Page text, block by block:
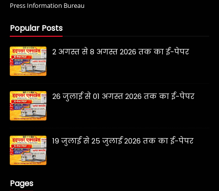
Press Information Bureau
Popular Posts
2 अगस्त से 8 अगस्त 2026 तक का ई-पेपर
26 जुलाई से 01 अगस्त 2026 तक का ई-पेपर
19 जुलाई से 25 जुलाई 2026 तक का ई-पेपर
Pages